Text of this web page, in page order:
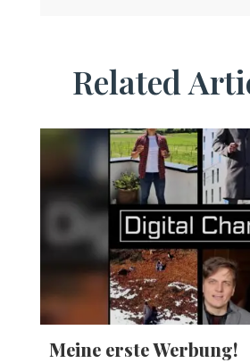
Related
Meine erste Werbung!